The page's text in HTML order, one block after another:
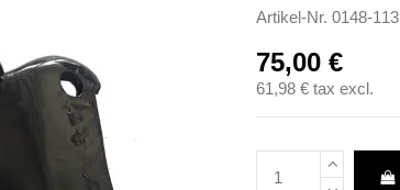
Artikel-Nr. 0148-113
75,00 €
61,98 € tax excl.